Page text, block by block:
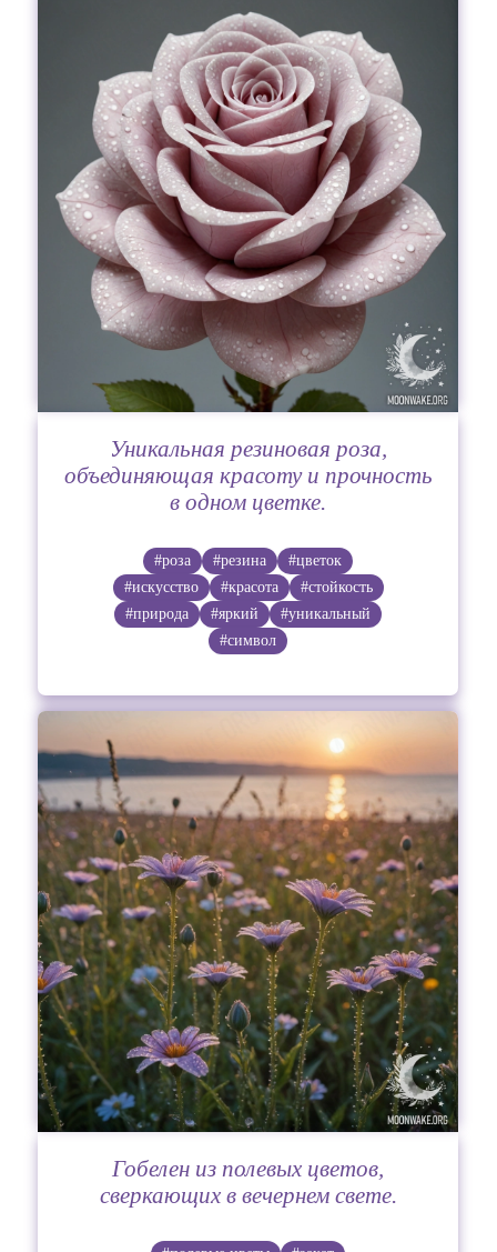
Уникальная резиновая роза,
объединяющая красоту и прочность
в одном цветке.
#роза #резина
#цветок
#искусство
#красота
#стойкость
#природа
#яркий
#уникальный
#символ
Гобелен из полевых цветов,
сверкающих в вечернем свете.